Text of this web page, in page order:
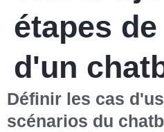
étapes
d'un
Définir les cas
scénarios du